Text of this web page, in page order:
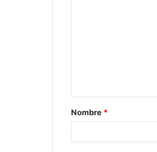
Nombre *